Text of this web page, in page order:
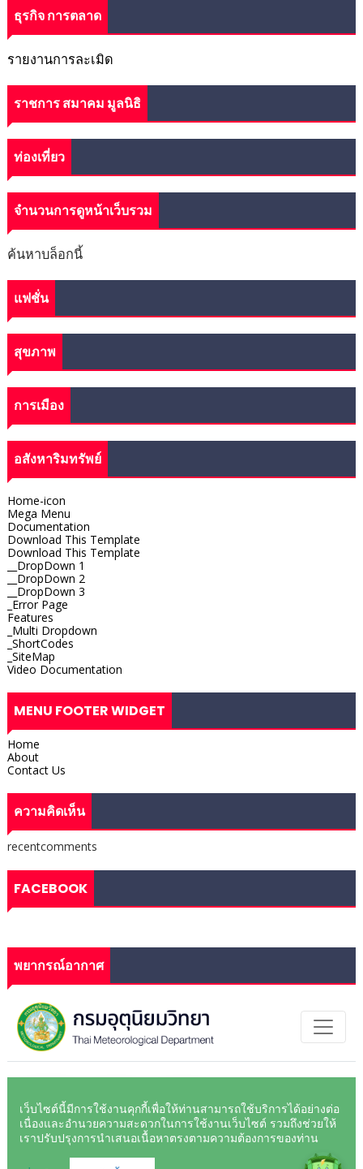
ธุรกิจ การตลาด
รายงานการละเมิด
ราชการ สมาคม มูลนิธิ
ท่องเที่ยว
จำนวนการดูหน้าเว็บรวม
ค้นหาบล็อกนี้
แฟชั่น
สุขภาพ
การเมือง
อสังหาริมทรัพย์
Home-icon
Mega Menu
Documentation
Download This Template
Download This Template
__DropDown 1
__DropDown 2
__DropDown 3
_Error Page
Features
_Multi Dropdown
_ShortCodes
_SiteMap
Video Documentation
MENU FOOTER WIDGET
Home
About
Contact Us
ความคิดเห็น
recentcomments
FACEBOOK
พยากรณ์อากาศ